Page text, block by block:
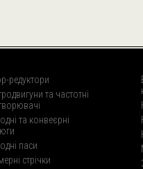
редуктори
та частотні
та конвеєрні
паси
стрічки